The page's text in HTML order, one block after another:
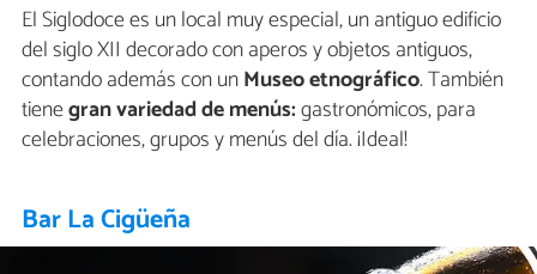
El Siglodoce es un local muy especial, un antiguo edificio
del siglo XII decorado con aperos y objetos antiguos,
contando además con unMuseo etnográfico. También
tienegran variedad de menús:gastronómicos, para
celebraciones, grupos y menús del día. ¡Ideal!
Bar La Cigüeña